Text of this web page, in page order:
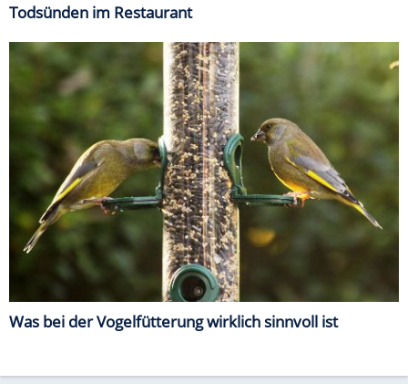
Todsünden im Restaurant
Was bei der Vogelfütterung wirklich sinnvoll ist